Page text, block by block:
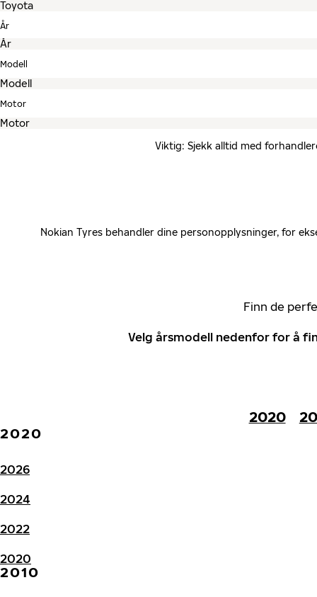
År
Modell
Motor
Viktig: Sjekk alltid med
Nokian Tyres behandler dine personopplysninger, for
Finn de
Velg årsmodell nedenfor for å
2020
2020
2026
2024
2022
2020
2010